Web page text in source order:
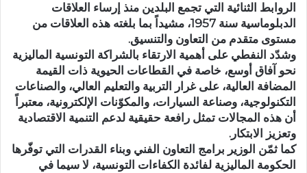
الروابط الثنائية التي تجمع البلدين منذ إرساء العلاقات
الدبلوماسية سنة 1957، مشيداً بما بلغته هذه العلاقات من
مستوى متقدم من التعاون والتنسيق.
وشدّد النفطي على أهمية الارتقاء بالشراكة التونسية الماليزية
نحو آفاق أوسع، خاصة في القطاعات الحيوية ذات القيمة
المضافة العالية، على غرار التربية والتعليم العالي، والصناعات
التكنولوجية، وصناعة السيارات، والمكوّنات الإلكترونية، معتبراً
أن هذه المجالات تمثل رافعة حقيقية لدعم التنمية الاقتصادية
وتعزيز الابتكار.
كما ثمّن الوزير برامج التعاون الفني وبناء القدرات التي توفّرها
الحكومة الماليزية لفائدة الكفاءات التونسية، لا سيما في